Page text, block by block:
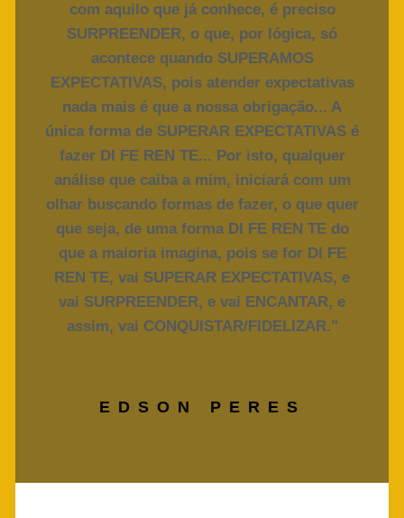
com aquilo que já conhece, é preciso
SURPREENDER, o que, por lógica, só
acontece quando SUPERAMOS
EXPECTATIVAS, pois atender expectativas
nada mais é que a nossa obrigação... A
única forma de SUPERAR EXPECTATIVAS é
fazer DI FE REN TE... Por isto, qualquer
análise que caiba a mim, iniciará com um
olhar buscando formas de fazer, o que quer
que seja, de uma forma DI FE REN TE do
que a maioria imagina, pois se for DI FE
REN TE, vai SUPERAR EXPECTATIVAS, e
vai SURPREENDER, e vai ENCANTAR, e
assim, vai CONQUISTAR/FIDELIZAR."
EDSON PERES